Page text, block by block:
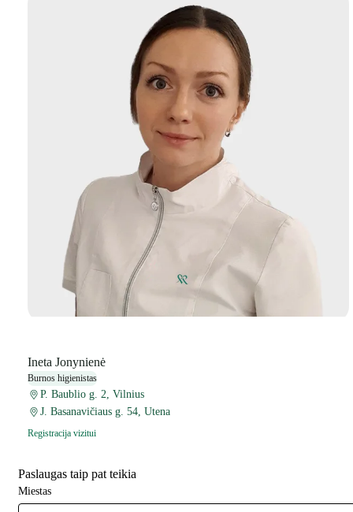
Ineta Jonynienė
Burnos higienistas
P. Baublio g. 2, Vilnius
J. Basanavičiaus g. 54, Utena
Registracija vizitui
Paslaugas taip pat teikia
Miestas